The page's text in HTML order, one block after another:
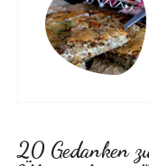
20 Gedanken